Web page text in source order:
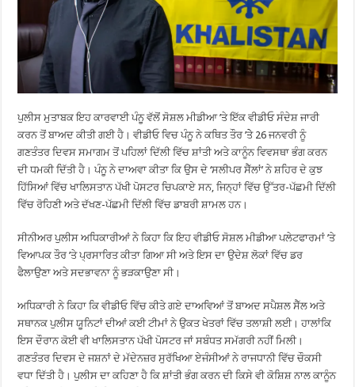
ਪੁਲੀਸ ਮੁਤਾਬਕ ਇਹ ਕਾਰਵਾਈ ਪੰਨੂ ਵੱਲੋਂ ਸੋਸ਼ਲ ਮੀਡੀਆ ’ਤੇ ਇੱਕ ਵੀਡੀਓ ਸੰਦੇਸ਼ ਜਾਰੀ
ਕਰਨ ਤੋਂ ਬਾਅਦ ਕੀਤੀ ਗਈ ਹੈ। ਵੀਡੀਓ ਵਿਚ ਪੰਨੂ ਨੇ ਕਥਿਤ ਤੌਰ ’ਤੇੇ 26 ਜਨਵਰੀ ਨੂੰ
ਗਣਤੰਤਰ ਦਿਵਸ ਸਮਾਗਮ ਤੋਂ ਪਹਿਲਾਂ ਦਿੱਲੀ ਵਿੱਚ ਸ਼ਾਂਤੀ ਅਤੇ ਕਾਨੂੰਨ ਵਿਵਸਥਾ ਭੰਗ ਕਰਨ
ਦੀ ਧਮਕੀ ਦਿੱਤੀ ਹੈ। ਪੰਨੂ ਨੇ ਦਾਅਵਾ ਕੀਤਾ ਕਿ ਉਸ ਦੇ ‘ਸਲੀਪਰ ਸੈੱਲਾਂ’ ਨੇ ਸ਼ਹਿਰ ਦੇ ਕੁਝ
ਹਿੱਸਿਆਂ ਵਿੱਚ ਖਾਲਿਸਤਾਨ ਪੱਖੀ ਪੋਸਟਰ ਚਿਪਕਾਏ ਸਨ, ਜਿਨ੍ਹਾਂ ਵਿੱਚ ਉੱਤਰ-ਪੱਛਮੀ ਦਿੱਲੀ
ਵਿੱਚ ਰੋਹਿਣੀ ਅਤੇ ਦੱਖਣ-ਪੱਛਮੀ ਦਿੱਲੀ ਵਿੱਚ ਡਾਬਰੀ ਸ਼ਾਮਲ ਹਨ।
ਸੀਨੀਅਰ ਪੁਲੀਸ ਅਧਿਕਾਰੀਆਂ ਨੇ ਕਿਹਾ ਕਿ ਇਹ ਵੀਡੀਓ ਸੋਸ਼ਲ ਮੀਡੀਆ ਪਲੇਟਫਾਰਮਾਂ ’ਤੇ
ਵਿਆਪਕ ਤੌਰ ’ਤੇ ਪ੍ਰਸਾਰਿਤ ਕੀਤਾ ਗਿਆ ਸੀ ਅਤੇ ਇਸ ਦਾ ਉਦੇਸ਼ ਲੋਕਾਂ ਵਿੱਚ ਡਰ
ਫੈਲਾਉਣਾ ਅਤੇ ਸਦਭਾਵਨਾ ਨੂੰ ਭੜਕਾਉਣਾ ਸੀ।
ਅਧਿਕਾਰੀ ਨੇ ਕਿਹਾ ਕਿ ਵੀਡੀਓ ਵਿੱਚ ਕੀਤੇ ਗਏ ਦਾਅਵਿਆਂ ਤੋਂ ਬਾਅਦ ਸਪੈਸ਼ਲ ਸੈੱਲ ਅਤੇ
ਸਥਾਨਕ ਪੁਲੀਸ ਯੂਨਿਟਾਂ ਦੀਆਂ ਕਈ ਟੀਮਾਂ ਨੇ ਉਕਤ ਖੇਤਰਾਂ ਵਿੱਚ ਤਲਾਸ਼ੀ ਲਈ। ਹਾਲਾਂਕਿ
ਇਸ ਦੌਰਾਨ ਕੋਈ ਵੀ ਖਾਲਿਸਤਾਨ ਪੱਖੀ ਪੋਸਟਰ ਜਾਂ ਸਬੰਧਤ ਸਮੱਗਰੀ ਨਹੀਂ ਮਿਲੀ।
ਗਣਤੰਤਰ ਦਿਵਸ ਦੇ ਜਸ਼ਨਾਂ ਦੇ ਮੱਦੇਨਜ਼ਰ ਸੁਰੱਖਿਆ ਏਜੰਸੀਆਂ ਨੇ ਰਾਜਧਾਨੀ ਵਿੱਚ ਚੌਕਸੀ
ਵਧਾ ਦਿੱਤੀ ਹੈ। ਪੁਲੀਸ ਦਾ ਕਹਿਣਾ ਹੈ ਕਿ ਸ਼ਾਂਤੀ ਭੰਗ ਕਰਨ ਦੀ ਕਿਸੇ ਵੀ ਕੋਸ਼ਿਸ਼ ਨਾਲ ਕਾਨੂੰਨ